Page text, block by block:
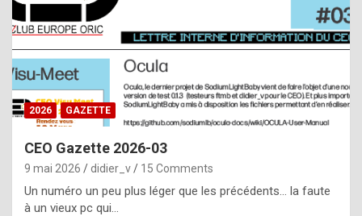
t
a
s
i
e
f
2026 GAZETTE
CEO Gazette 2026-03
9 mai 2026 didier_v 15 Comments
Un numéro un peu plus léger que les précédents… la faute
à un vieux pc qui…